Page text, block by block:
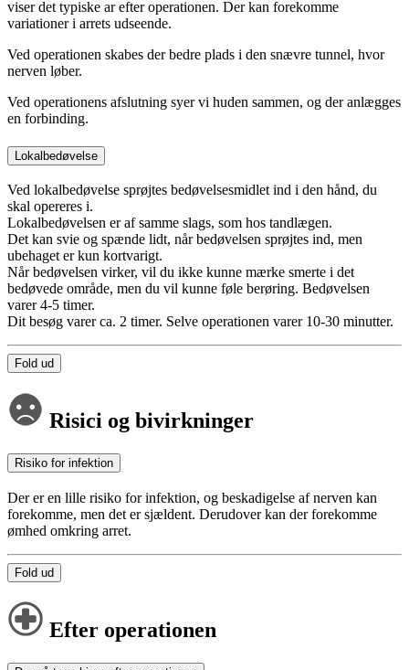
viser det typiske ar efter operationen. Der kan forekomme
variationer i arrets udseende.
Ved operationen skabes der bedre plads i den snævre tunnel, hvor
nerven løber.
Ved operationens afslutning syer vi huden sammen, og der anlægges
en forbinding.
Lokalbedøvelse
Ved lokalbedøvelse sprøjtes bedøvelsesmidlet ind i den hånd, du
skal opereres i.
Lokalbedøvelsen er af samme slags, som hos tandlægen.
Det kan svie og spænde lidt, når bedøvelsen sprøjtes ind, men
ubehaget er kun kortvarigt.
Når bedøvelsen virker, vil du ikke kunne mærke smerte i det
bedøvede område, men du vil kunne føle berøring. Bedøvelsen
varer 4-5 timer.
Dit besøg varer ca. 2 timer. Selve operationen varer 10-30 minutter.
Fold ud
Risici og bivirkninger
Risiko for infektion
Der er en lille risiko for infektion, og beskadigelse af nerven kan
forekomme, men det er sjældent. Derudover kan der forekomme
ømhed omkring arret.
Fold ud
Efter operationen